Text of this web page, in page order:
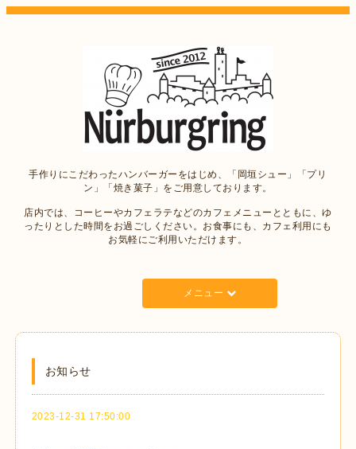
手作りにこだわったハンバーガーをはじめ、「岡垣シュー」「プリ
ン」「焼き菓子」をご用意しております。
店内では、コーヒーやカフェラテなどのカフェメニューとともに、ゆ
ったりとした時間をお過ごしください。お食事にも、カフェ利用にも
お気軽にご利用いただけます。
メニュー
お知らせ
2023-12-31 17:50:00